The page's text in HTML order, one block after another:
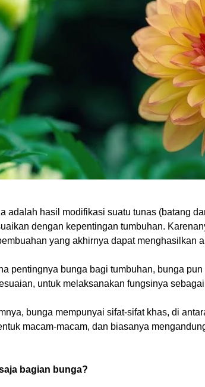
adalah hasil modifikasi suatu tunas (batang
dengan kepentingan tumbuhan.
yang akhirnya dapat menghasilkan
pentingnya bunga bagi tumbuhan, bunga
untuk melaksanakan fungsinya
bunga mempunyai sifat-sifat khas, di
macam-macam, dan biasanya
bagian bunga?